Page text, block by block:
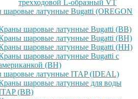
трехходовой L-образный VT
шаровые латунные Bugatti (OREGON
шаровые латунные Bugatti (ВВ)
шаровые латунные Bugatti (ВН)
шаровые латунные Bugatti (НН)
шаровые латунные Bugatti с
(ВН)
шаровые латунные ITAP (IDEAL)
шаровые латунные для воды
(ВВ)